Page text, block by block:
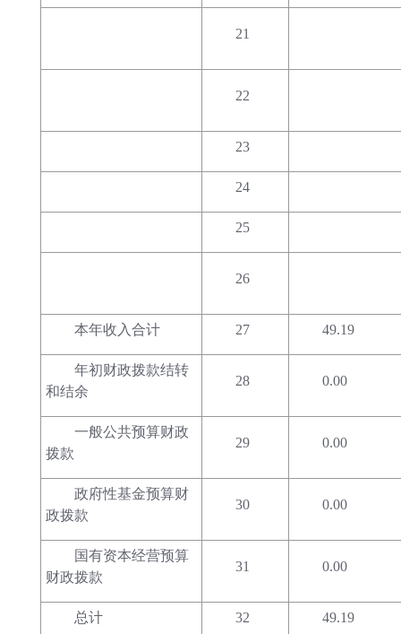
21
22
23
24
25
26
本年收入合计 27 49.19
年初财政拨款结转
和结余
28 0.00
一般公共预算财政
拨款
29 0.00
政府性基金预算财
政拨款
30 0.00
国有资本经营预算
财政拨款
31 0.00
总计 32 49.19